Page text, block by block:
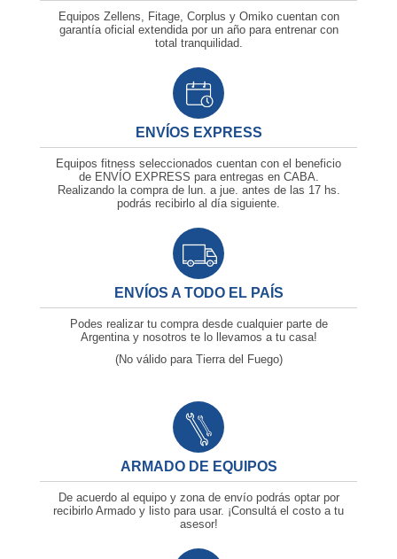
Equipos Zellens, Fitage, Corplus y Omiko cuentan con
garantía oficial extendida por un año para entrenar con
total tranquilidad.
ENVÍOS EXPRESS
Equipos fitness seleccionados cuentan con el beneficio
de ENVÍO EXPRESS para entregas en CABA.
Realizando la compra de lun. a jue. antes de las 17 hs.
podrás recibirlo al día siguiente.
ENVÍOS A TODO EL PAÍS
Podes realizar tu compra desde cualquier parte de
Argentina y nosotros te lo llevamos a tu casa!
(No válido para Tierra del Fuego)
ARMADO DE EQUIPOS
De acuerdo al equipo y zona de envío podrás optar por
recibirlo Armado y listo para usar. ¡Consultá el costo a tu
asesor!